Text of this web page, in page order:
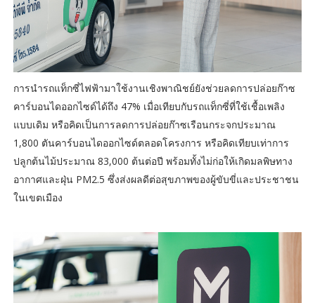
การนำรถแท็กซี่ไฟฟ้ามาใช้งานเชิงพาณิชย์ยังช่วยลดการปล่อยก๊าซ
คาร์บอนไดออกไซด์ได้ถึง 47% เมื่อเทียบกับรถแท็กซี่ที่ใช้เชื้อเพลิง
แบบเดิม หรือคิดเป็นการลดการปล่อยก๊าซเรือนกระจกประมาณ
1,800 ตันคาร์บอนไดออกไซด์ตลอดโครงการ หรือคิดเทียบเท่าการ
ปลูกต้นไม้ประมาณ 83,000 ต้นต่อปี พร้อมทั้งไม่ก่อให้เกิดมลพิษทาง
อากาศและฝุ่น PM2.5 ซึ่งส่งผลดีต่อสุขภาพของผู้ขับขี่และประชาชน
ในเขตเมือง